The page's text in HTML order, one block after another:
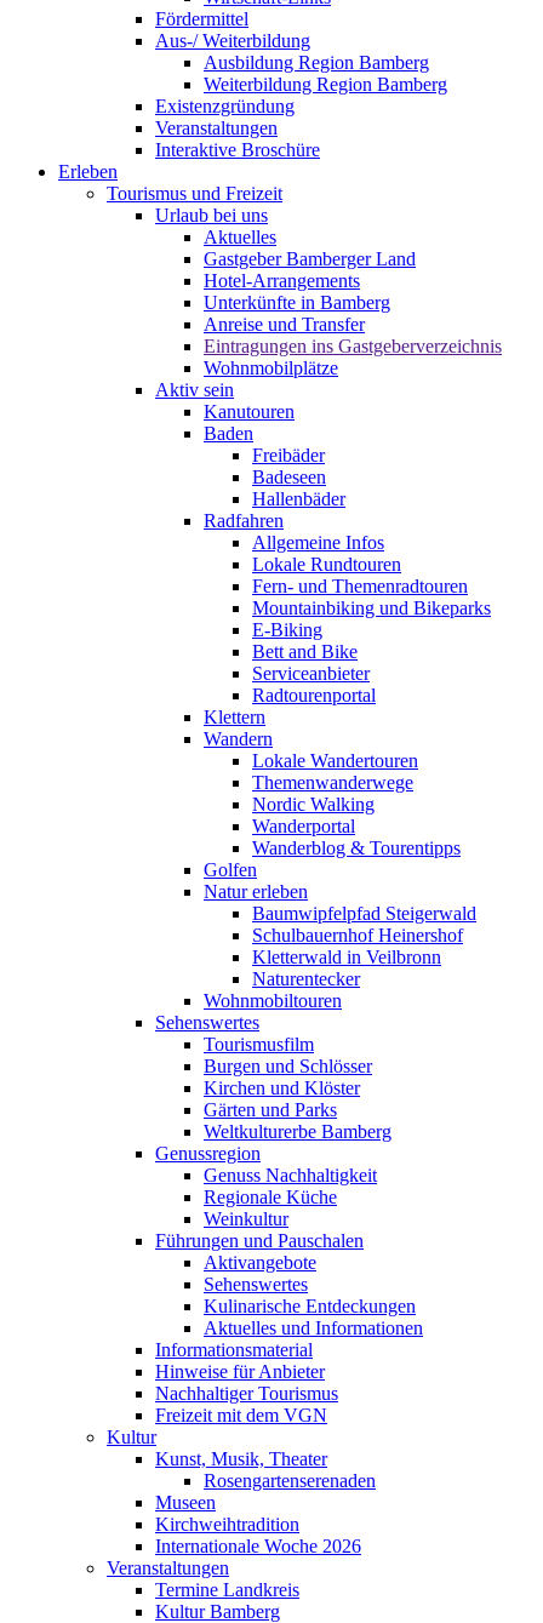
Fördermittel
Aus-/ Weiterbildung
Ausbildung Region Bamberg
Weiterbildung Region Bamberg
Existenzgründung
Veranstaltungen
Interaktive Broschüre
Erleben
Tourismus und Freizeit
Urlaub bei uns
Aktuelles
Gastgeber Bamberger Land
Hotel-Arrangements
Unterkünfte in Bamberg
Anreise und Transfer
Eintragungen ins Gastgeberverzeichnis
Wohnmobilplätze
Aktiv sein
Kanutouren
Baden
Freibäder
Badeseen
Hallenbäder
Radfahren
Allgemeine Infos
Lokale Rundtouren
Fern- und Themenradtouren
Mountainbiking und Bikeparks
E-Biking
Bett and Bike
Serviceanbieter
Radtourenportal
Klettern
Wandern
Lokale Wandertouren
Themenwanderwege
Nordic Walking
Wanderportal
Wanderblog & Tourentipps
Golfen
Natur erleben
Baumwipfelpfad Steigerwald
Schulbauernhof Heinershof
Kletterwald in Veilbronn
Naturentecker
Wohnmobiltouren
Sehenswertes
Tourismusfilm
Burgen und Schlösser
Kirchen und Klöster
Gärten und Parks
Weltkulturerbe Bamberg
Genussregion
Genuss Nachhaltigkeit
Regionale Küche
Weinkultur
Führungen und Pauschalen
Aktivangebote
Sehenswertes
Kulinarische Entdeckungen
Aktuelles und Informationen
Informationsmaterial
Hinweise für Anbieter
Nachhaltiger Tourismus
Freizeit mit dem VGN
Kultur
Kunst, Musik, Theater
Rosengartenserenaden
Museen
Kirchweihtradition
Internationale Woche 2026
Veranstaltungen
Termine Landkreis
Kultur Bamberg